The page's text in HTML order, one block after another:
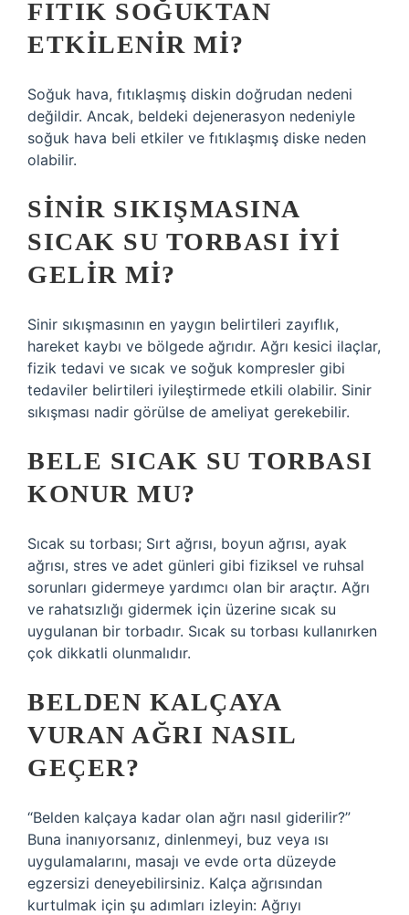
FITIK SOĞUKTAN
ETKILENIR MI?
Soğuk hava, fıtıklaşmış diskin doğrudan nedeni
değildir. Ancak, beldeki dejenerasyon nedeniyle
soğuk hava beli etkiler ve fıtıklaşmış diske neden
olabilir.
SINIR SIKIŞMASINA
SICAK SU TORBASI IYI
GELIR MI?
Sinir sıkışmasının en yaygın belirtileri zayıflık,
hareket kaybı ve bölgede ağrıdır. Ağrı kesici ilaçlar,
fizik tedavi ve sıcak ve soğuk kompresler gibi
tedaviler belirtileri iyileştirmede etkili olabilir. Sinir
sıkışması nadir görülse de ameliyat gerekebilir.
BELE SICAK SU TORBASI
KONUR MU?
Sıcak su torbası; Sırt ağrısı, boyun ağrısı, ayak
ağrısı, stres ve adet günleri gibi fiziksel ve ruhsal
sorunları gidermeye yardımcı olan bir araçtır. Ağrı
ve rahatsızlığı gidermek için üzerine sıcak su
uygulanan bir torbadır. Sıcak su torbası kullanırken
çok dikkatli olunmalıdır.
BELDEN KALÇAYA
VURAN AĞRI NASIL
GEÇER?
“Belden kalçaya kadar olan ağrı nasıl giderilir?”
Buna inanıyorsanız, dinlenmeyi, buz veya ısı
uygulamalarını, masajı ve evde orta düzeyde
egzersizi deneyebilirsiniz. Kalça ağrısından
kurtulmak için şu adımları izleyin: Ağrıyı